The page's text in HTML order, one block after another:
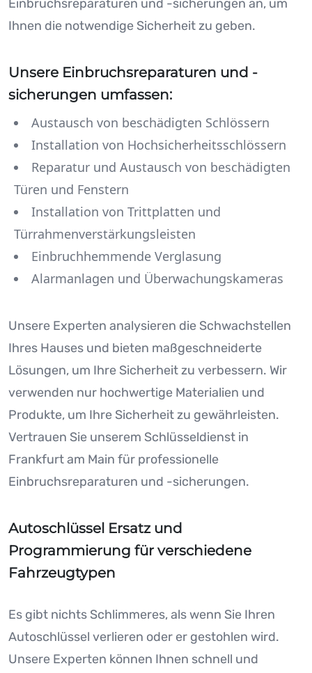
Einbruchsreparaturen und -sicherungen an, um
Ihnen die notwendige Sicherheit zu geben.
Unsere Einbruchsreparaturen und -
sicherungen umfassen:
Austausch von beschädigten Schlössern
Installation von Hochsicherheitsschlössern
Reparatur und Austausch von beschädigten
Türen und Fenstern
Installation von Trittplatten und
Türrahmenverstärkungsleisten
Einbruchhemmende Verglasung
Alarmanlagen und Überwachungskameras
Unsere Experten analysieren die Schwachstellen
Ihres Hauses und bieten maßgeschneiderte
Lösungen, um Ihre Sicherheit zu verbessern. Wir
verwenden nur hochwertige Materialien und
Produkte, um Ihre Sicherheit zu gewährleisten.
Vertrauen Sie unserem Schlüsseldienst in
Frankfurt am Main für professionelle
Einbruchsreparaturen und -sicherungen.
Autoschlüssel Ersatz und
Programmierung für verschiedene
Fahrzeugtypen
Es gibt nichts Schlimmeres, als wenn Sie Ihren
Autoschlüssel verlieren oder er gestohlen wird.
Unsere Experten können Ihnen schnell und